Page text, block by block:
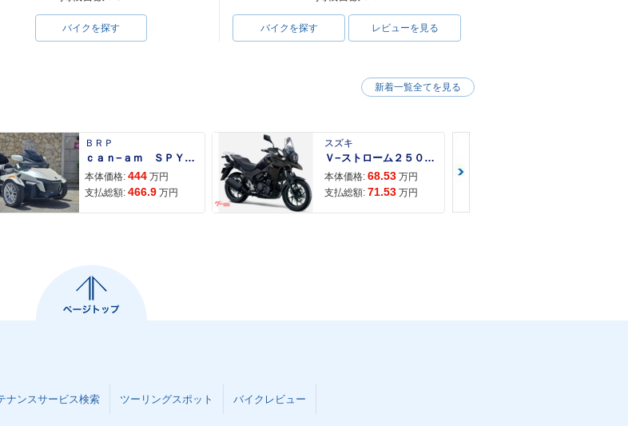
バイクを探す バイクを探す レビューを見る
ＢＲＰ
ｃａｎ−ａｍ ＳＰＹＤＥＲ ＲＴ ＬＩＭＩＴＥＤ
本体価格: 444 万円
支払総額: 466.9 万円
スズキ
Ｖ−ストローム２５０ ２６年モデル 水冷２気筒エンジン ＬＥＤヘッドライト標準装備
本体価格: 68.53 万円
支払総額: 71.53 万円
新着一覧全てを見る
ナンスサービス検索 ツーリングスポット バイクレビュー